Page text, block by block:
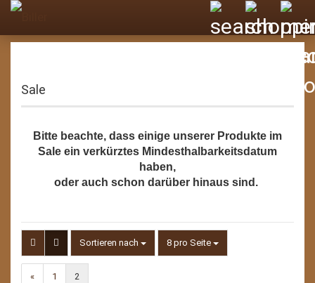
Sale
Bitte beachte, dass einige unserer Produkte im
Sale ein verkürztes Mindesthalbarkeitsdatum
haben,
oder auch schon darüber hinaus sind.
Sortieren nach
Sortieren nach 8 pro Seite
pro Seite
« 1 2